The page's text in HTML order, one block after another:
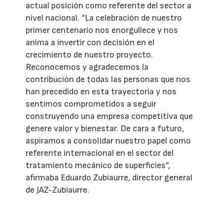
actual posición como referente del sector a
nivel nacional. “La celebración de nuestro
primer centenario nos enorgullece y nos
anima a invertir con decisión en el
crecimiento de nuestro proyecto.
Reconocemos y agradecemos la
contribución de todas las personas que nos
han precedido en esta trayectoria y nos
sentimos comprometidos a seguir
construyendo una empresa competitiva que
genere valor y bienestar. De cara a futuro,
aspiramos a consolidar nuestro papel como
referente internacional en el sector del
tratamiento mecánico de superficies”,
afirmaba Eduardo Zubiaurre, director general
de JAZ-Zubiaurre.